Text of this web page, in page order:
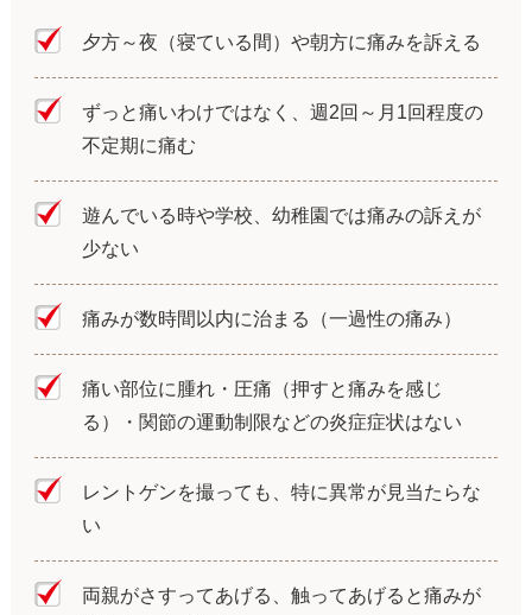
夕方～夜（寝ている間）や朝方に痛みを訴える
ずっと痛いわけではなく、週2回～月1回程度の
不定期に痛む
遊んでいる時や学校、幼稚園では痛みの訴えが
少ない
痛みが数時間以内に治まる（一過性の痛み）
痛い部位に腫れ・圧痛（押すと痛みを感じ
る）・関節の運動制限などの炎症症状はない
レントゲンを撮っても、特に異常が見当たらな
い
両親がさすってあげる、触ってあげると痛みが